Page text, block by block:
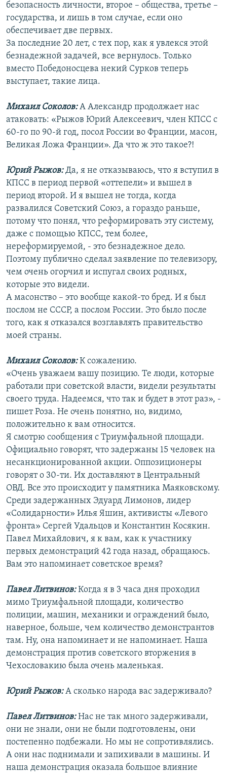
безопасность личности, второе – общества, третье –
государства, и лишь в том случае, если оно
обеспечивает две первых.
За последние 20 лет, с тех пор, как я увлекся этой
безнадежной задачей, все вернулось. Только
вместо Победоносцева некий Сурков теперь
выступает, такие лица.
Михаил Соколов:А Александр продолжает нас
атаковать: «Рыжов Юрий Алексеевич, член КПСС с
60-го по 90-й год, посол России во Франции, масон,
Великая Ложа Франции». Да что ж это такое?!
Юрий Рыжов:Да, я не отказываюсь, что я вступил в
КПСС в период первой «оттепели» и вышел в
период второй. И я вышел не тогда, когда
развалился Советский Союз, а гораздо раньше,
потому что понял, что реформировать эту систему,
даже с помощью КПСС, тем более,
нереформируемой, - это безнадежное дело.
Поэтому публично сделал заявление по телевизору,
чем очень огорчил и испугал своих родных,
которые это видели.
А масонство – это вообще какой-то бред. И я был
послом не СССР, а послом России. Это было после
того, как я отказался возглавлять правительство
моей страны.
Михаил Соколов:К сожалению.
«Очень уважаем вашу позицию. Те люди, которые
работали при советской власти, видели результаты
своего труда. Надеемся, что так и будет в этот раз», -
пишет Роза. Не очень понятно, но, видимо,
положительно к вам относится.
Я смотрю сообщения с Триумфальной площади.
Официально говорят, что задержаны 15 человек на
несанкционированной акции. Оппозиционеры
говорят о 30-ти. Их доставляют в Центральный
ОВД. Все это происходит у памятника Маяковскому.
Среди задержанных Эдуард Лимонов, лидер
«Солидарности» Илья Яшин, активисты «Левого
фронта» Сергей Удальцов и Константин Косякин.
Павел Михайлович, я к вам, как к участнику
первых демонстраций 42 года назад, обращаюсь.
Вам это напоминает советское время?
Павел Литвинов:Когда я в 3 часа дня проходил
мимо Триумфальной площади, количество
полиции, машин, механики и ограждений было,
наверное, больше, чем количество демонстрантов
там. Ну, она напоминает и не напоминает. Наша
демонстрация против советского вторжения в
Чехословакию была очень маленькая.
Юрий Рыжов:А сколько народа вас задерживало?
Павел Литвинов:Нас не так много задерживали,
они не знали, они не были подготовлены, они
постепенно подбежали. Но мы не сопротивлялись.
А они нас поднимали и запихивали в машины. И
наша демонстрация оказала большое влияние